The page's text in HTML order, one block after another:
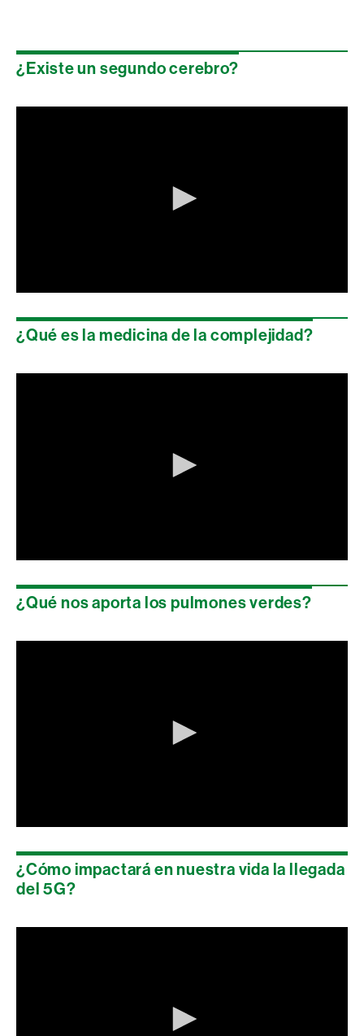
¿Existe un segundo cerebro?
of
0
¿Qué es la medicina de la complejidad?
of
0
¿Qué nos aporta los pulmones verdes?
of
0
seconds
¿Cómo impactará en nuestra vida la llegada
del 5G?